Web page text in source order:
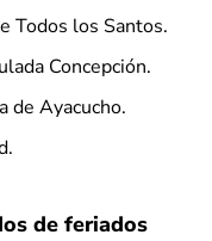
Todos los Santos.
Concepción.
de Ayacucho.
de feriados